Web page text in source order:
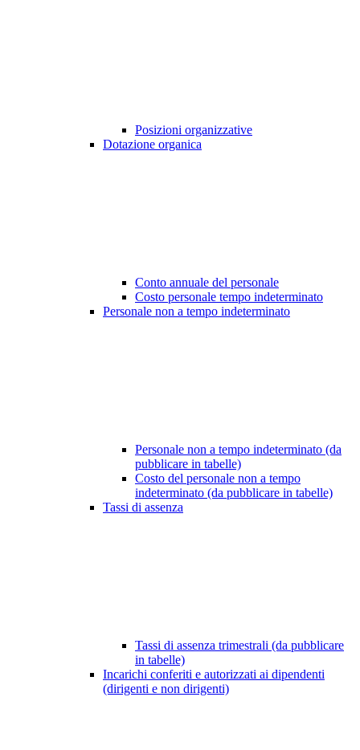
Posizioni organizzative
Dotazione organica
Conto annuale del personale
Costo personale tempo indeterminato
Personale non a tempo indeterminato
Personale non a tempo indeterminato (da
pubblicare in tabelle)
Costo del personale non a tempo
indeterminato (da pubblicare in tabelle)
Tassi di assenza
Tassi di assenza trimestrali (da pubblicare
in tabelle)
Incarichi conferiti e autorizzati ai dipendenti
(dirigenti e non dirigenti)